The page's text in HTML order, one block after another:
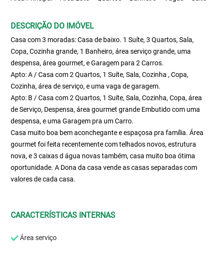
DESCRIÇÃO DO IMÓVEL
Casa com 3 moradas: Casa de baixo. 1 Suíte, 3 Quartos, Sala,
Copa, Cozinha grande, 1 Banheiro, área serviço grande, uma
despensa, área gourmet, e Garagem para 2 Carros.
Apto: A / Casa com 2 Quartos, 1 Suíte, Sala, Cozinha , Copa,
Cozinha, área de serviço, e uma vaga de garagem.
Apto: B / Casa com 2 Quartos, 1 Suíte, Sala, Cozinha, Copa, área
de Serviço, Despensa, área gourmet grande Embutido com uma
despensa, e uma Garagem pra um Carro.
Casa muito boa bem aconchegante e espaçosa pra família. Área
gourmet foi feita recentemente com telhados novos, estrutura
nova, e 3 caixas d água novas também, casa muito boa ótima
oportunidade. A Dona da casa vende as casas separadas com
valores de cada casa.
CARACTERÍSTICAS INTERNAS
Área serviço